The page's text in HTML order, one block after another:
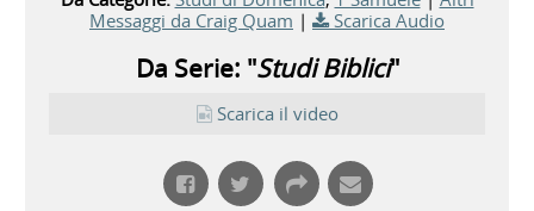
Messaggi da Craig Quam | Scarica Audio
Da Serie: "Studi Biblici"
Scarica il video